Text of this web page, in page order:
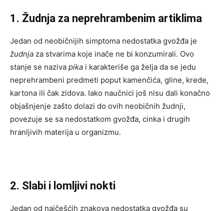
1. Žudnja za neprehrambenim artiklima
Jedan od neobičnijih simptoma nedostatka gvožđa je
žudnja za stvarima koje inače ne bi konzumirali. Ovo
stanje se naziva pika i karakteriše ga želja da se jedu
neprehrambeni predmeti poput kamenčića, gline, krede,
kartona ili čak zidova. Iako naučnici još nisu dali konačno
objašnjenje zašto dolazi do ovih neobičnih žudnji,
povezuje se sa nedostatkom gvožđa, cinka i drugih
hranljivih materija u organizmu.
2. Slabi i lomljivi nokti
Jedan od najčešćih znakova nedostatka gvožđa su